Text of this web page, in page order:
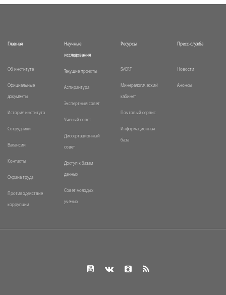
Главная
Об институте
Официальные
документы
История института
Сотрудники
Вакансии
Контакты
Охрана труда
Противодействие
коррупции
Научные
исследования
Текущие проекты
Аспирантура
Экспертный совет
Ученый совет
Диссертационный
совет
Доступ к базам
данных
Совет молодых
ученых
Ресурсы
SVERT
Минералогический
кабинет
Почтовый сервис
Информационная
база
Пресс-служба
Новости
Анонсы